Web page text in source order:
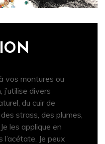
vos montures ou
divers
du cuir de
strass, des plumes,
les applique en
Je peux